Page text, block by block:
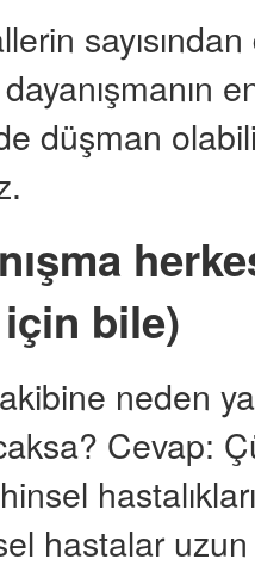
düşman
bile)
neden
Cevap:
hastalar